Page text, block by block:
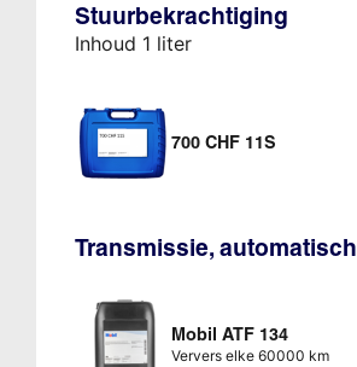
Stuurbekrachtiging
Inhoud 1 liter
700 CHF 11S
Transmissie, automatisch
Mobil ATF 134
Ververs elke 60000 km